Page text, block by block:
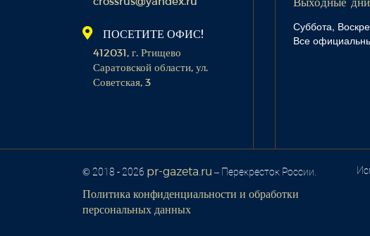
ПОСЕТИТЕ ОФИС!
412031, г. Ртищево
Саратовской области, ул.
Советская, 3
Выходные дни
Суббота,
Все
© 2018 - 2026 pr-gazeta.ru – Перекресток России.
Политика конфиденциальности и обработки
персональных данных